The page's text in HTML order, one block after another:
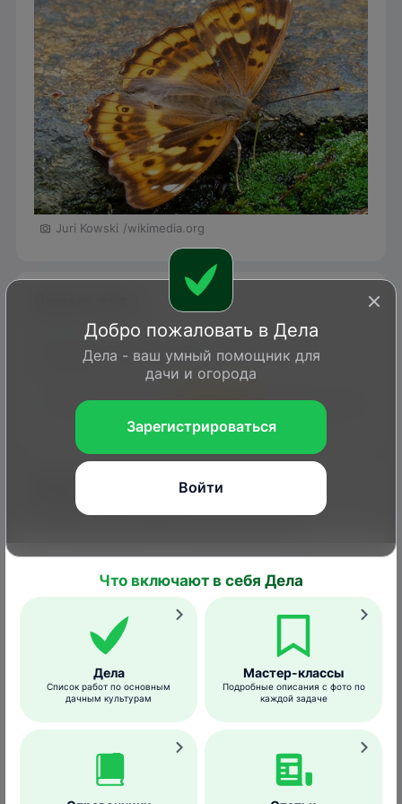
Juri Kowski /wikimedia.org
Чаще всего бабочку можно увидеть в
середине и конце лета.
2 3 4 5 6 7 8 9 10 11
Вред или польза?
личинки (предпочитаемые кормовые
растения указаны в видовом названии
Они питаются на периферии листа,
оставляя основную жилку нетронутой.
Каким растениям вредит
Добро пожаловать в Дела
Дела - ваш умный помощник для
дачи и огорода
Зарегистрироваться
Войти
Что включают в себя Дела
Дела
Список работ по основным
дачным культурам
Мастер-классы
Подробные описания с фото по
каждой задаче